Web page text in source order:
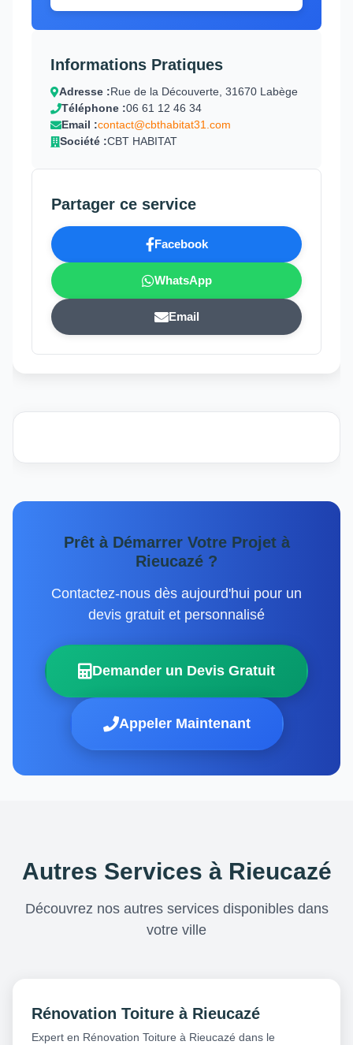
Informations Pratiques
Adresse :Rue de la Découverte, 31670 Labège
Téléphone :06 61 12 46 34
Email :contact@cbthabitat31.com
Société :CBT HABITAT
Partager ce service
Facebook
WhatsApp
Email
Prêt à Démarrer Votre Projet à
Rieucazé ?
Contactez-nous dès aujourd'hui pour un
devis gratuit et personnalisé
Demander un Devis Gratuit
Appeler Maintenant
Autres Services à Rieucazé
Découvrez nos autres services disponibles dans
votre ville
Rénovation Toiture à Rieucazé
Expert en Rénovation Toiture à Rieucazé dans le